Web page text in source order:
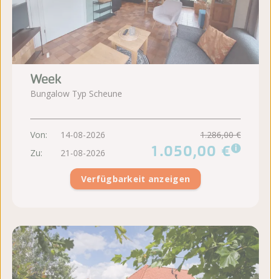
Week
Bungalow Typ Scheune
Von: 14-08-2026
1.286,00 €
Zu:
21-08-2026 1.050,00 € i
Verfügbarkeit anzeigen